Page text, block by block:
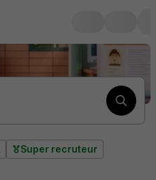
Super recruteur